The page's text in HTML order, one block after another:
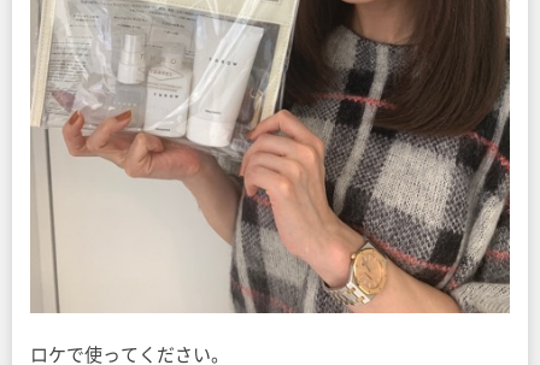
ロケで使ってください。